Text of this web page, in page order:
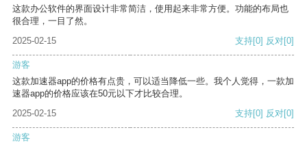
这款办公软件的界面设计非常简洁，使用起来非常方便。功能的布局也
很合理，一目了然。
2025-02-15
支持[0] 反对[0]
游客
这款加速器app的价格有点贵，可以适当降低一些。我个人觉得，一款加
速器app的价格应该在50元以下才比较合理。
2025-02-15
支持[0] 反对[0]
游客